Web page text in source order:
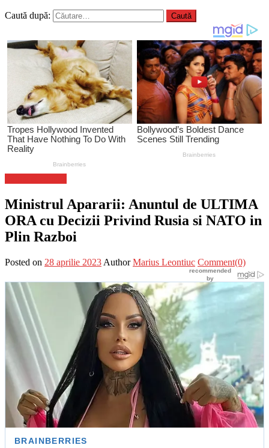
Caută după:
Ministrul Apararii: Anuntul de ULTIMA
ORA cu Decizii Privind Rusia si NATO in
Plin Razboi
Posted on 28 aprilie 2023 Author Marius Leontiuc Comment(0)